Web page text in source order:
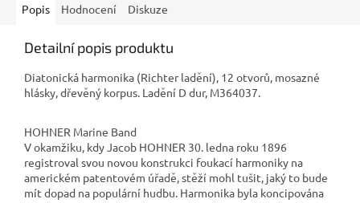
Popis Hodnocení Diskuze
Detailní popis produktu
Diatonická harmonika (Richter ladění), 12 otvorů, mosazné
hlásky, dřevěný korpus. Ladění D dur, M364037.
HOHNER Marine Band
V okamžiku, kdy Jacob HOHNER 30. ledna roku 1896
registroval svou novou konstrukci foukací harmoniky na
americkém patentovém úřadě, stěží mohl tušit, jaký to bude
mít dopad na populární hudbu. Harmonika byla koncipována